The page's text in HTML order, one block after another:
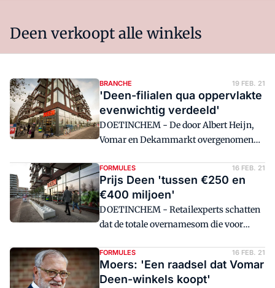
Deen verkoopt alle winkels
BRANCHE 19 FEB. 21
'Deen-filialen qua oppervlakte
evenwichtig verdeeld'
DOETINCHEM - De door Albert Heijn,
Vomar en Dekammarkt overgenomen
vloeroppervlak behoorlijk evenredig
verdeeld.
FORMULES 16 FEB. 21
Prijs Deen 'tussen €250 en
€400 miljoen'
DOETINCHEM - Retailexperts schatten
dat de totale overnamesom die voor
de €250 en €400 miljoen ligt.
FORMULES 16 FEB. 21
Moers: 'Een raadsel dat Vomar
Deen-winkels koopt'